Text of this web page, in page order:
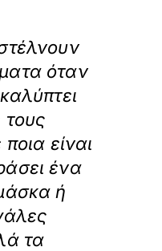
όταν
τους
είναι
ένα
ή
τα